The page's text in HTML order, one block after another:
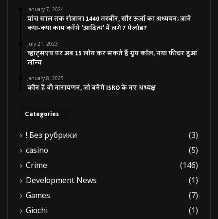
January 7, 2024
पांच साल तक रोजाना 1440 तस्वीर, सौर ऊर्जा का अध्ययन; जानें
क्या-क्या काम करेंगे ‘आदित्य’ में लगे 7 पेलोड?
July 21, 2023
व्हाट्सएप पर अब 15 लोग कर सकते हैं ग्रुप कॉल, नया फीचर हुआ
लॉन्च
January 8, 2025
कौन हैं वी नारायणन, जो बनेंगे ISRO के नए अध्यक्ष
Categories
! Без рубрики
(3)
casino
(5)
Crime
(146)
Development News
(1)
Games
(7)
Giochi
(1)